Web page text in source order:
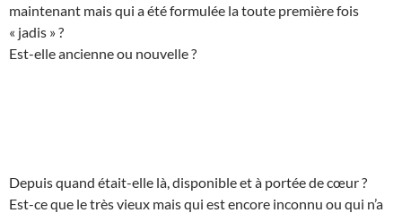
maintenant mais qui a été formulée la toute première fois
« jadis » ?
Est-elle ancienne ou nouvelle ?
Depuis quand était-elle là, disponible et à portée de cœur ?
Est-ce que le très vieux mais qui est encore inconnu ou qui n’a